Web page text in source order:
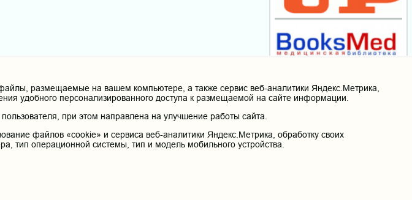
размещаемые на вашем компьютере, а также сервис веб-аналитики Яндекс.Метрика,
удобного персонализированного доступа к размещаемой на сайте информации.
при этом направлена на улучшение работы сайта.
файлов «cookie» и сервиса веб-аналитики Яндекс.Метрика, обработку своих
тип операционной системы, тип и модель мобильного устройства.